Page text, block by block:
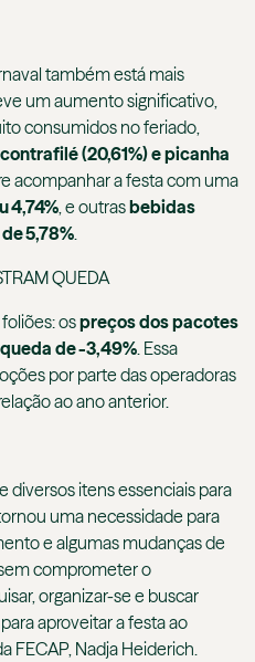
também está mais
um aumento significativo,
consumidos no feriado,
(20,61%) e picanha
acompanhar a festa com uma
4,74%, e outrasbebidas
5,78%.
QUEDA
ospreços dos pacotes
de -3,49%. Essa
por parte das operadoras
ao ano anterior.
diversos itens essenciais para
uma necessidade para
e algumas mudanças de
comprometer o
organizar-se e buscar
aproveitar a festa ao
FECAP, Nadja Heiderich.